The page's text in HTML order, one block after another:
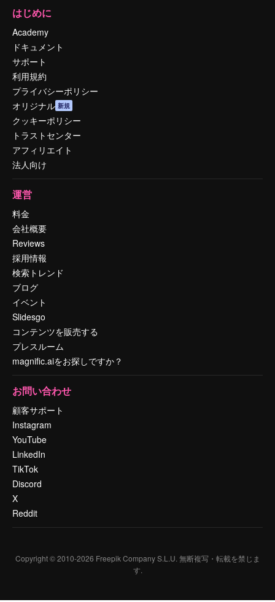
はじめに
Academy
ドキュメント
サポート
利用規約
プライバシーポリシー
オリジナル 新規
クッキーポリシー
トラストセンター
アフィリエイト
法人向け
運営
料金
会社概要
Reviews
採用情報
検索トレンド
ブログ
イベント
Slidesgo
コンテンツを販売する
プレスルーム
magnific.aiをお探しですか？
お問い合わせ
顧客サポート
Instagram
YouTube
LinkedIn
TikTok
Discord
X
Reddit
Copyright © 2010-2026 Freepik Company S.L.U. 無断複写・転載を禁じま
す.